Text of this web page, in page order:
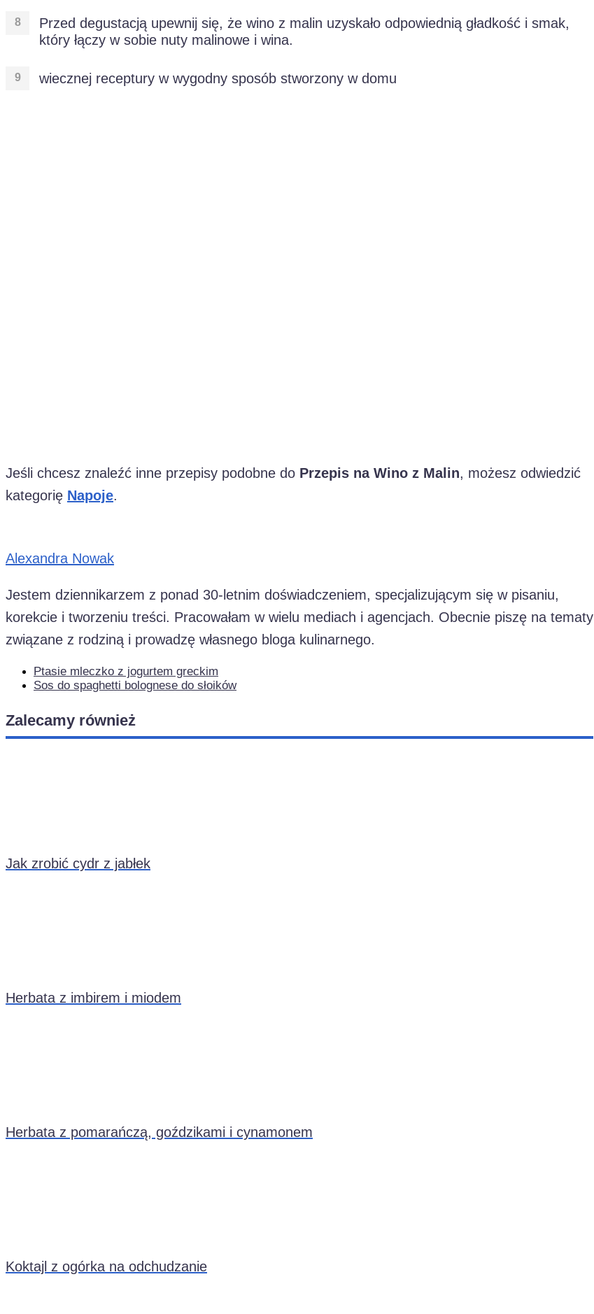
Przed degustacją upewnij się, że wino z malin uzyskało odpowiednią gładkość i smak,
który łączy w sobie nuty malinowe i wina.
wiecznej receptury w wygodny sposób stworzony w domu
Jeśli chcesz znaleźć inne przepisy podobne do Przepis na Wino z Malin, możesz odwiedzić
kategorię Napoje.
Alexandra Nowak
Jestem dziennikarzem z ponad 30-letnim doświadczeniem, specjalizującym się w pisaniu,
korekcie i tworzeniu treści. Pracowałam w wielu mediach i agencjach. Obecnie piszę na tematy
związane z rodziną i prowadzę własnego bloga kulinarnego.
Ptasie mleczko z jogurtem greckim
Sos do spaghetti bolognese do słoików
Zalecamy również
Jak zrobić cydr z jabłek
Herbata z imbirem i miodem
Herbata z pomarańczą, goździkami i cynamonem
Koktajl z ogórka na odchudzanie